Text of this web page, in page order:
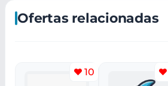
Ofertas relacionadas
10